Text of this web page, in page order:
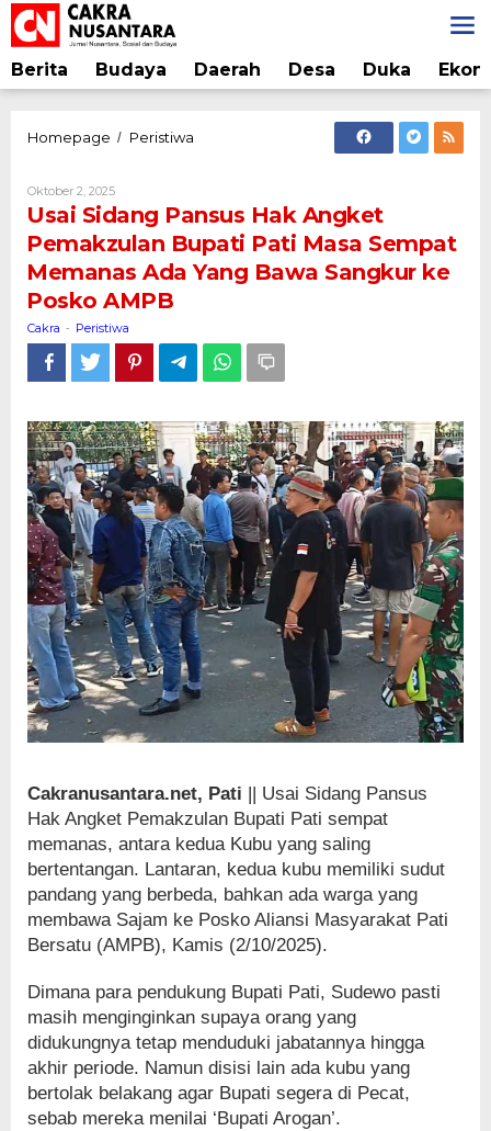
Lewati
ke
konten
Berita Budaya Daerah Desa Duka
Homepage / Peristiwa
Angket
Pemakzulan
Bupati
Memanas
Ada
Bawa
Sangkur
ke
Posko
AMPB
Oktober 2, 2025Oleh
Cakra
Usai Sidang Pansus Hak Angket
Pemakzulan Bupati Pati Masa Sempat
Memanas Ada Yang Bawa Sangkur ke
Posko AMPB
Cakra - Peristiwa
Cakranusantara.net, Pati || Usai Sidang Pansus
Hak Angket Pemakzulan Bupati Pati sempat
memanas, antara kedua Kubu yang saling
bertentangan. Lantaran, kedua kubu memiliki sudut
pandang yang berbeda, bahkan ada warga yang
membawa Sajam ke Posko Aliansi Masyarakat Pati
Bersatu (AMPB), Kamis (2/10/2025).
Dimana para pendukung Bupati Pati, Sudewo pasti
masih menginginkan supaya orang yang
didukungnya tetap menduduki jabatannya hingga
akhir periode. Namun disisi lain ada kubu yang
bertolak belakang agar Bupati segera di Pecat,
sebab mereka menilai ‘Bupati Arogan’.